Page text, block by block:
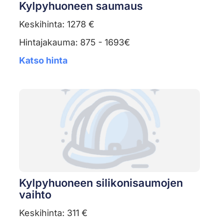
Kylpyhuoneen saumaus
Keskihinta: 1278 €
Hintajakauma: 875 - 1693€
Katso hinta
Kylpyhuoneen silikonisaumojen
vaihto
Keskihinta: 311 €